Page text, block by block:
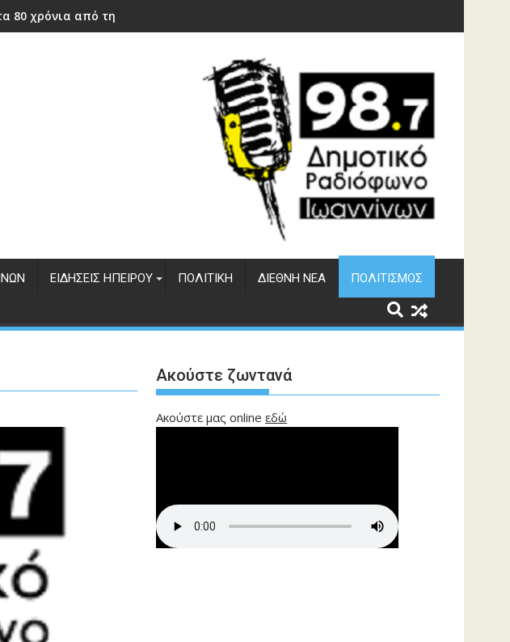
80 χρόνια από την ίδρυση του ΔΣΕ
ΕΙΔΉΣΕΙΣ ΗΠΕΊΡΟΥ ΠΟΛΙΤΙΚΉ ΔΙΕΘΝΉ ΝΈΑ ΠΟΛΙΤΙΣΜΌΣ
Ακούστε ζωντανά
Ακούστε μας online εδώ